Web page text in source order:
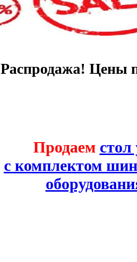
Распродажа! Цены
Продаем
с комплектом